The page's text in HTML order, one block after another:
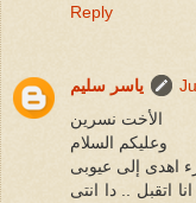
Reply
ياسر سليم
الأخت نسرين
وعليكم السلام
اتقبل .. دا انتى